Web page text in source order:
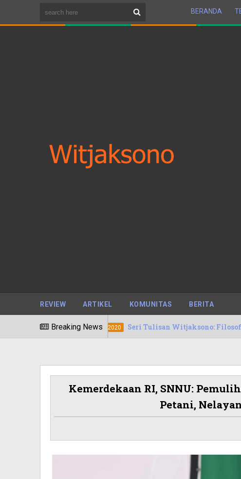
BERANDA
REVIEW ARTIKEL KOMUNITAS BERITA
Breaking News
11/08/2020 Seri Tulisan Witjaksono: Filosofi Sapu Lidi
Kemerdekaan RI, SNNU:
Petani,